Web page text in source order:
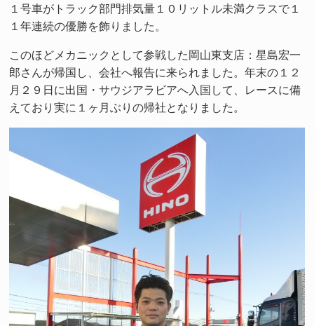
１号車がトラック部門排気量１０リットル未満クラスで１
１年連続の優勝を飾りました。
このほどメカニックとして参戦した岡山東支店：星島宏一
郎さんが帰国し、会社へ報告に来られました。年末の１２
月２９日に出国・サウジアラビアへ入国して、レースに備
えており実に１ヶ月ぶりの帰社となりました。